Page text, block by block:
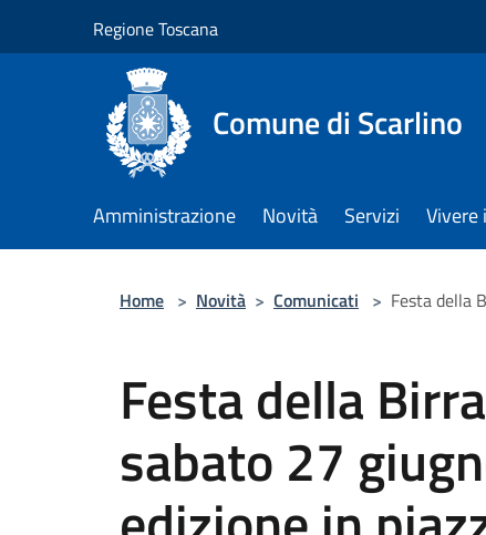
Regione Toscana
Comune di Scarlino
Amministrazione Novità Servizi Vivere
Home > Novità > Comunicati > Festa della
Festa della
sabato 27